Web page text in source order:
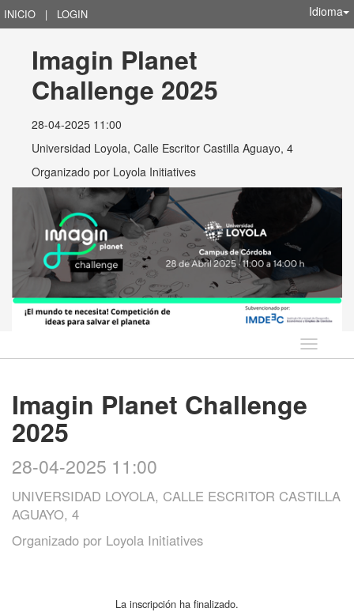
INICIO | LOGIN Idioma
Imagin Planet
Challenge 2025
28-04-2025 11:00
Universidad Loyola, Calle Escritor Castilla Aguayo, 4
Organizado por Loyola Initiatives
Idioma
Imagin Planet Challenge
2025
28-04-2025 11:00
UNIVERSIDAD LOYOLA, CALLE ESCRITOR CASTILLA
AGUAYO, 4
Organizado por Loyola Initiatives
La inscripción ha finalizado.